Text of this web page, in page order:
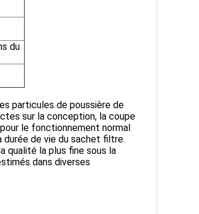
du
particules de poussière de
sur la conception, la coupe
le fonctionnement normal
de vie du sachet filtre.
qualité la plus fine sous la
dans diverses